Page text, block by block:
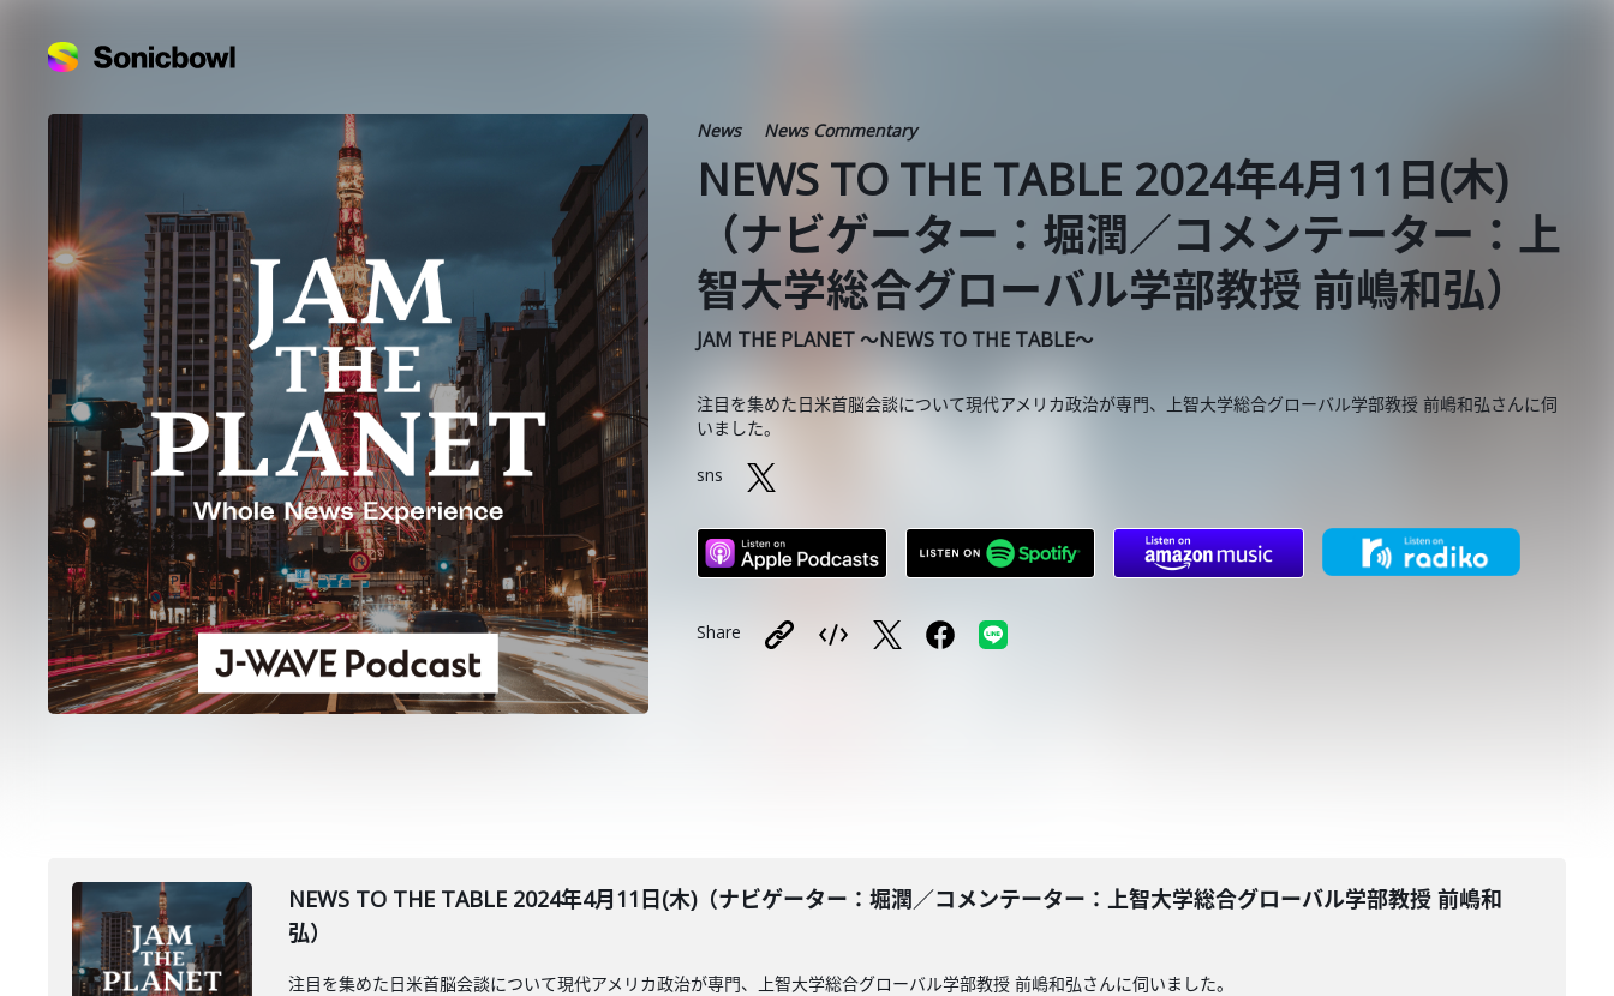
News News Commentary
NEWS TO THE TABLE 2024年4月11日(木)
（ナビゲーター：堀潤／コメンテーター：上
智大学総合グローバル学部教授 前嶋和弘）
JAM THE PLANET ～NEWS TO THE TABLE～
注目を集めた日米首脳会談について現代アメリカ政治が専門、上智大学総合グローバル学部教授 前嶋和弘さんに伺
いました。
sns
Share
NEWS TO THE TABLE 2024年4月11日(木)（ナビゲーター：堀潤／コメンテーター：上智大学総合グローバル学部教授 前嶋和
弘）
注目を集めた日米首脳会談について現代アメリカ政治が専門、上智大学総合グローバル学部教授 前嶋和弘さんに伺いました。